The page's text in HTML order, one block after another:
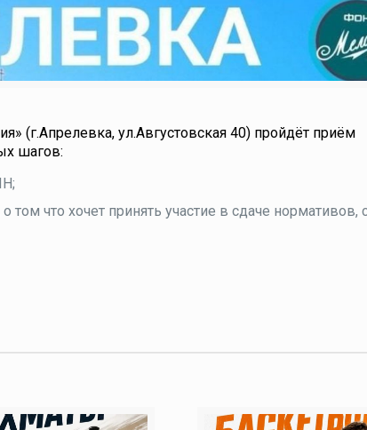
(г.Апрелевка, ул.Августовская 40) пройдёт приём
шагов:
том что хочет принять участие в сдаче нормативов,